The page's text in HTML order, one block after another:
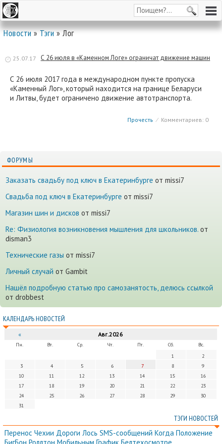
Новости»Тэги» Лог
25.07.17 С 26 июля в «Каменном Логе» ограничат движение машин
С 26 июля 2017 года в международном пункте пропуска
«Каменный Лог», который находится на границе Беларуси
и Литвы, будет ограничено движение автотранспорта.
Прочесть ⁄ Комментариев: 0
ФОРУМЫ
Заказать свадьбу под ключ в Екатеринбурге от missi7
Cвадьба под ключ в Екатеринбурге от missi7
Магазин шин и дисков от missi7
Re: Физиология возникновения мышления для школьников. от
disman3
Технические газы от missi7
Личный случай от Gambit
Нашёл подробную статью про самозанятость, делюсь ссылкой
от drobbest
КАЛЕНДАРЬ НОВОСТЕЙ
« Авг.2026
Пн. Вт. Ср. Чт. Пт. Сб.
Вс.
1
2
3
4 5 6 7 8
9
10
11 12 13 14 15
16
17
18 19 20 21 22
23
24
25 26 27 28 29
30
31
ТЭГИ НОВОСТЕЙ
Перенос Чехии Дороги Лось SMS-сообщений Когда Положение